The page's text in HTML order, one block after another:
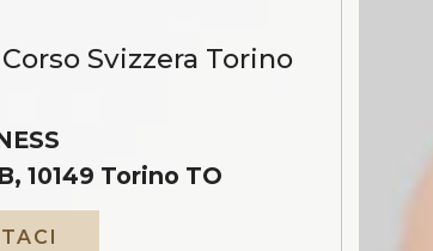
Svizzera Torino
10149 Torino TO